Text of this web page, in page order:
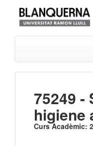
75249 -
higiene
Curs Acadèmic: